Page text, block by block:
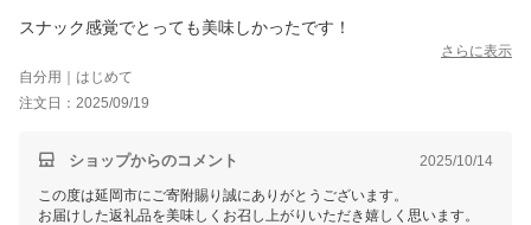
スナック感覚でとっても美味しかったです！
さらに表示
自分用｜はじめて
注文日：2025/09/19
ショップからのコメント 2025/10/14
この度は延岡市にご寄附賜り誠にありがとうございます。
お届けした返礼品を美味しくお召し上がりいただき嬉しく思います。